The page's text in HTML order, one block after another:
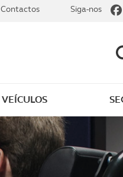
VEÍCULOS
Contactos Siga-nos